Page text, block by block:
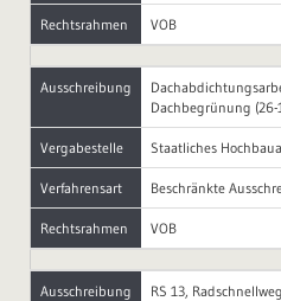
Rechtsrahmen VOB
Ausschreibung
Dachbegrünung (26-
Vergabestelle Staatliches
Verfahrensart Beschränkte
Rechtsrahmen VOB
Ausschreibung
RS 13,